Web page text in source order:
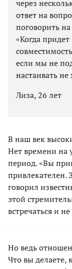
через
ответ на
поговорить
«Когда
если мы не
настаивать не
Лиза, 26 лет
В наш век
Нет времени на
период. «Вы
привлекателен.
говорил
этой
встречаться и
Но ведь
Что вы делаете,